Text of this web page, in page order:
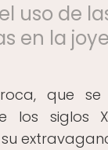
uso de
en la
que se
los siglos